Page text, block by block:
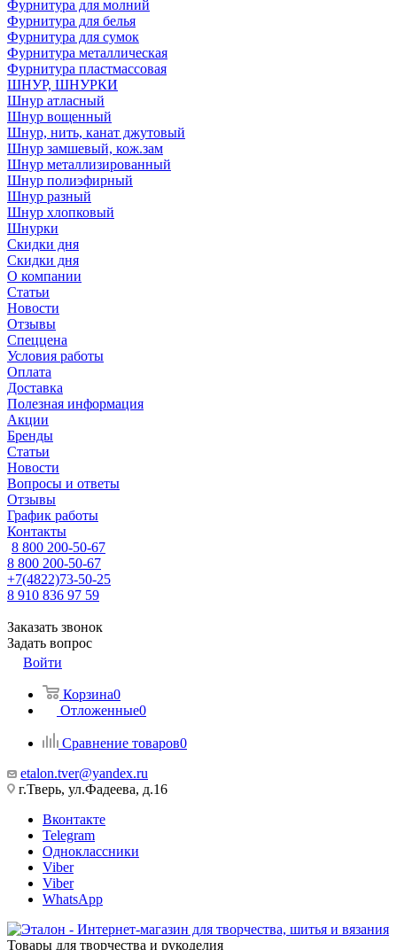
Фурнитура для молний
Фурнитура для белья
Фурнитура для сумок
Фурнитура металлическая
Фурнитура пластмассовая
ШНУР, ШНУРКИ
Шнур атласный
Шнур вощенный
Шнур, нить, канат джутовый
Шнур замшевый, кож.зам
Шнур металлизированный
Шнур полиэфирный
Шнур разный
Шнур хлопковый
Шнурки
Скидки дня
Скидки дня
О компании
Статьи
Новости
Отзывы
Спеццена
Условия работы
Оплата
Доставка
Полезная информация
Акции
Бренды
Статьи
Новости
Вопросы и ответы
Отзывы
График работы
Контакты
8 800 200-50-67
8 800 200-50-67
+7(4822)73-50-25
8 910 836 97 59
Заказать звонок
Задать вопрос
Войти
Корзина0
Отложенные0
Сравнение товаров0
etalon.tver@yandex.ru
г.Тверь, ул.Фадеева, д.16
Вконтакте
Telegram
Одноклассники
Viber
Viber
WhatsApp
Товары для творчества и рукоделия